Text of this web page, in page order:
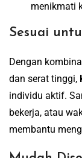
menikmati
Sesuai
Dengan
dan serat tinggi,
individu aktif.
bekerja, atau
membantu